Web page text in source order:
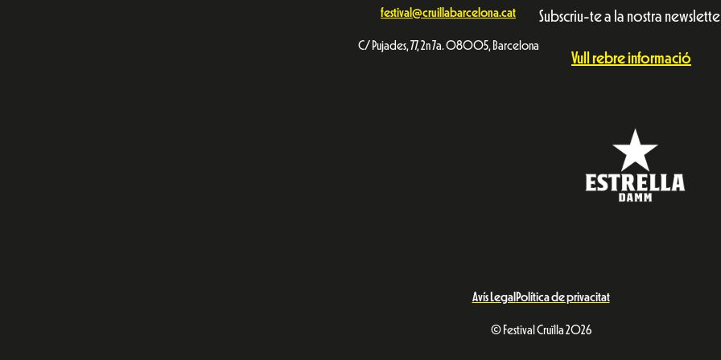
festival@cruillabarcelona.cat
C/ Pujades, 77, 2n 7a. 08005, Barcelona
Subscriu-te a la nostra
Vull rebre informació
Avís Legal Política de privacitat
© Festival Cruïlla 2026